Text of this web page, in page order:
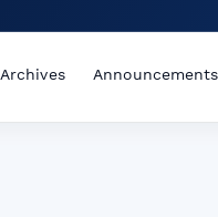
Archives Announcements